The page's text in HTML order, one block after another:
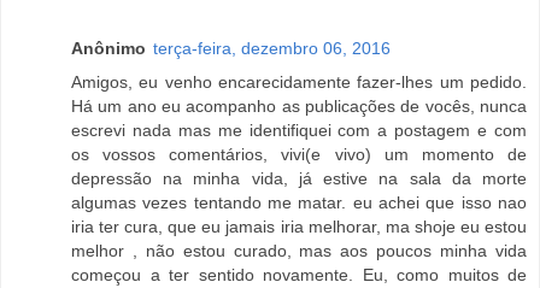
Anônimo terça-feira, dezembro 06, 2016
Amigos, eu venho encarecidamente fazer-lhes um pedido.
Há um ano eu acompanho as publicações de vocês, nunca
escrevi nada mas me identifiquei com a postagem e com
os vossos comentários, vivi(e vivo) um momento de
depressão na minha vida, já estive na sala da morte
algumas vezes tentando me matar. eu achei que isso nao
iria ter cura, que eu jamais iria melhorar, ma shoje eu estou
melhor , não estou curado, mas aos poucos minha vida
começou a ter sentido novamente. Eu, como muitos de